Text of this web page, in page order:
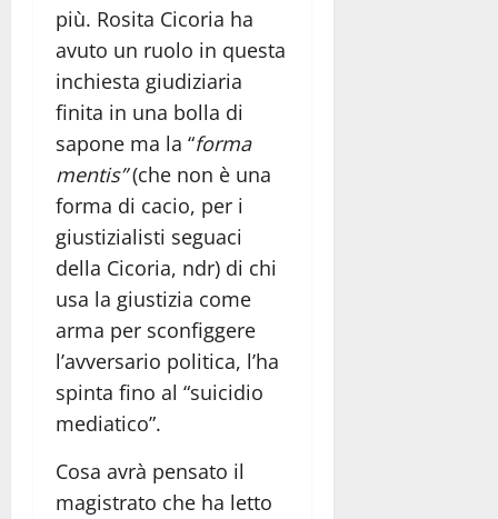
più. Rosita Cicoria ha
avuto un ruolo in questa
inchiesta giudiziaria
finita in una bolla di
sapone ma la “forma
mentis”(che non è una
forma di cacio, per i
giustizialisti seguaci
della Cicoria, ndr) di chi
usa la giustizia come
arma per sconfiggere
l’avversario politica, l’ha
spinta fino al “suicidio
mediatico”.
Cosa avrà pensato il
magistrato che ha letto